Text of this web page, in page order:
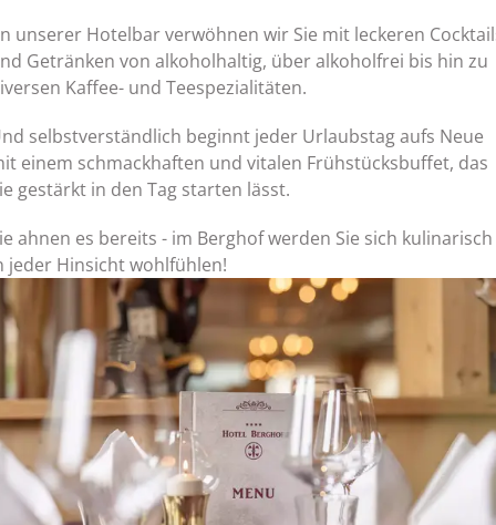
unserer Hotelbar verwöhnen wir Sie mit leckeren
Getränken von alkoholhaltig, über alkoholfrei bis hin zu
Kaffee- und Teespezialitäten.
selbstverständlich beginnt jeder Urlaubstag aufs Neue
einem schmackhaften und vitalen Frühstücksbuffet, das
gestärkt in den Tag starten lässt.
ahnen es bereits - im Berghof werden Sie sich kulinarisch
jeder Hinsicht wohlfühlen!